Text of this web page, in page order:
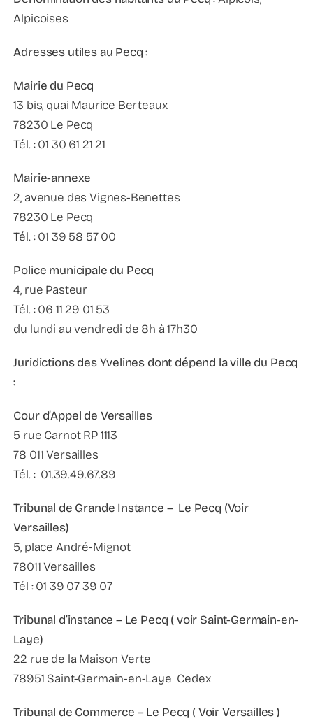
Alpicoises
Adresses utiles au Pecq:
Mairie du Pecq
13 bis, quai Maurice Berteaux
78230 Le Pecq
Tél. : 01 30 61 21 21
Mairie-annexe
2, avenue des Vignes-Benettes
78230 Le Pecq
Tél. : 01 39 58 57 00
Police municipale du Pecq
4, rue Pasteur
Tél. : 06 11 29 01 53
du lundi au vendredi de 8h à 17h30
Juridictions des Yvelines dont dépend la ville du Pecq
:
Cour d’Appel de Versailles
5 rue Carnot RP 1113
78 011 Versailles
Tél. : 01.39.49.67.89
Tribunal de Grande Instance – Le Pecq (Voir
Versailles)
5, place André-Mignot
78011 Versailles
Tél : 01 39 07 39 07
Tribunal d’instance – Le Pecq ( voir Saint-Germain-en-
Laye)
22 rue de la Maison Verte
78951 Saint-Germain-en-Laye Cedex
Tribunal de Commerce – Le Pecq ( Voir Versailles )